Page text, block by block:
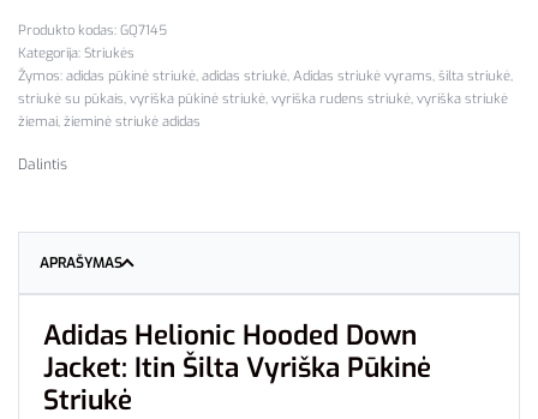
GQ7145
Kategorija: Striukės
Žymos: adidas pūkinė striukė, adidas striukė, Adidas striukė vyrams, šilta striukė,
striukė su pūkais, vyriška pūkinė striukė, vyriška rudens striukė, vyriška striukė
žiemai, žieminė striukė adidas
Dalintis
APRAŠYMAS
Adidas Helionic Hooded Down
Jacket: Itin Šilta Vyriška Pūkinė
Striukė